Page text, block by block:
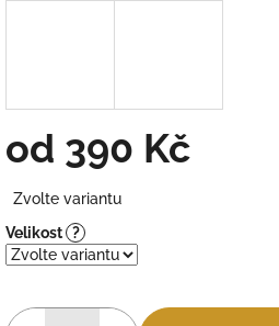
od 390 Kč
cena:
Zvolte variantu
Velikost ?